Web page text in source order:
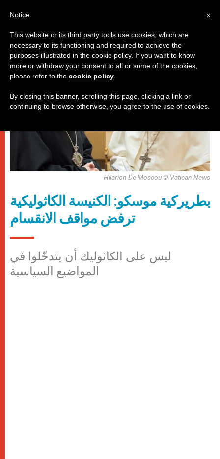
باباوات,كنيسة محليّة
Hilarion De Moscou © Vatican News
بطريركية موسكو: الكنيسة الكاثوليكية
ترفض مواقف الانقسام
ليس على الكاثوليك أن يتدخّلوا في
المواضيع السياسية
x
Notice
This website or its third party tools use cookies, which are
necessary to its functioning and required to achieve the
purposes illustrated in the cookie policy. If you want to know
more or withdraw your consent to all or some of the cookies,
please refer to the cookie policy
By closing this banner, scrolling this page, clicking a link or
continuing to browse otherwise, you agree to the use of cookies.